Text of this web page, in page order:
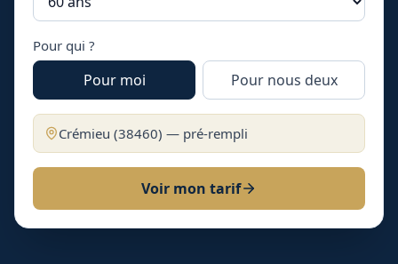
Pour qui ?
Pour moi Pour nous deux
Crémieu (38460) — pré-rempli
Voir mon tarif